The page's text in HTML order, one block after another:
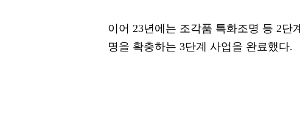
이어 23년에는 조각품 특화조명 등 2
명을 확충하는 3단계 사업을 완료했다.